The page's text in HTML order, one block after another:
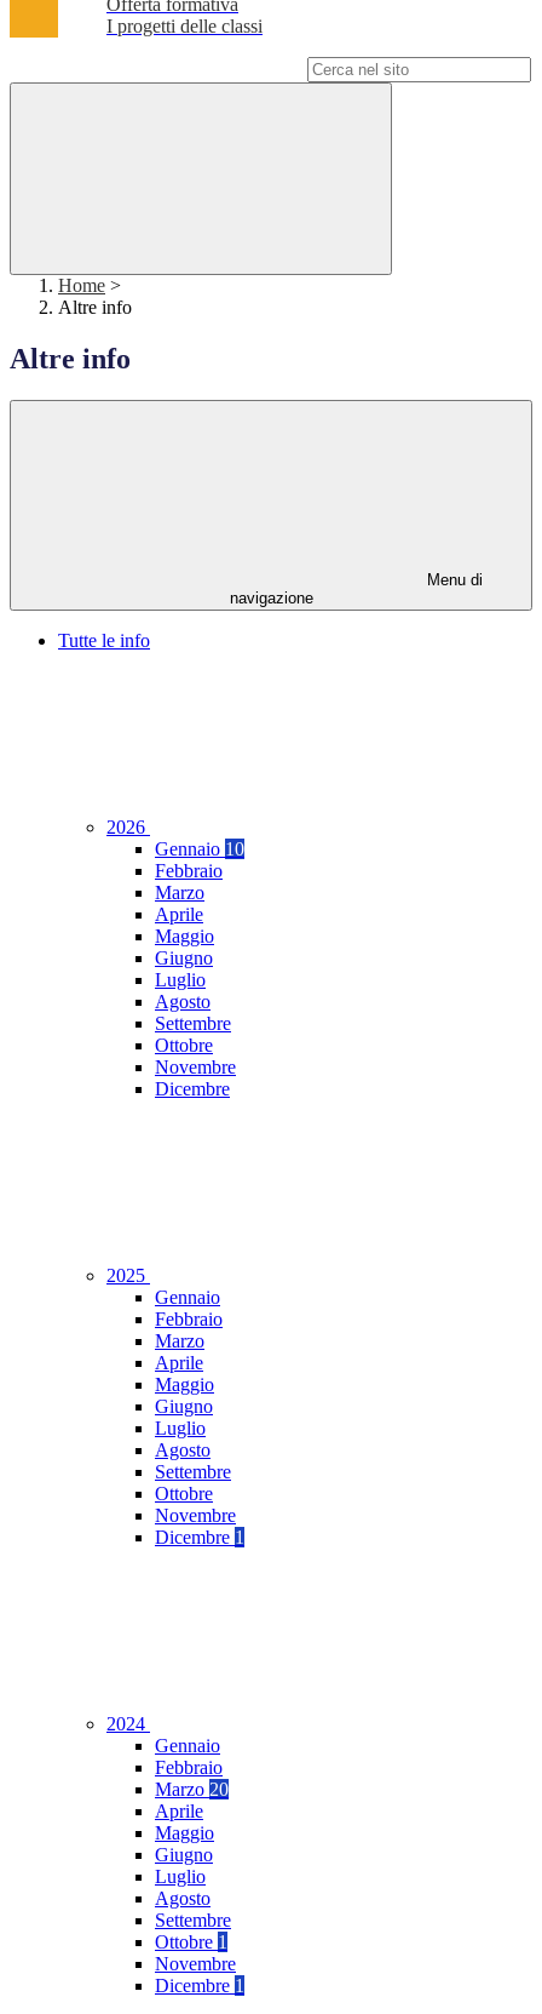
Offerta formativa
I progetti delle classi
Home >
Altre info
Altre info
Menu di
navigazione
Tutte le info
2026
Gennaio 10
Febbraio
Marzo
Aprile
Maggio
Giugno
Luglio
Agosto
Settembre
Ottobre
Novembre
Dicembre
2025
Gennaio
Febbraio
Marzo
Aprile
Maggio
Giugno
Luglio
Agosto
Settembre
Ottobre
Novembre
Dicembre 1
2024
Gennaio
Febbraio
Marzo 20
Aprile
Maggio
Giugno
Luglio
Agosto
Settembre
Ottobre 1
Novembre
Dicembre 1